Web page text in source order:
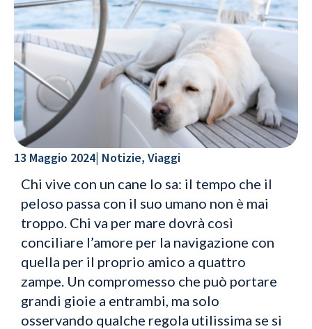
13 Maggio 2024| Notizie, Viaggi
Chi vive con un cane lo sa: il tempo che il
peloso passa con il suo umano non è mai
troppo. Chi va per mare dovrà così
conciliare l’amore per la navigazione con
quella per il proprio amico a quattro
zampe. Un compromesso che può portare
grandi gioie a entrambi, ma solo
osservando qualche regola utilissima se si